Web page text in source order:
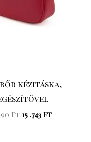
kézitáska,
Ft 15 .743 Ft